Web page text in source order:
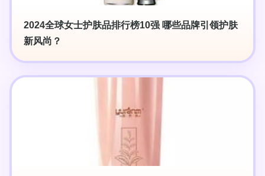
2024全球女士护肤品排行榜10强 哪些品牌引领护肤
新风尚？